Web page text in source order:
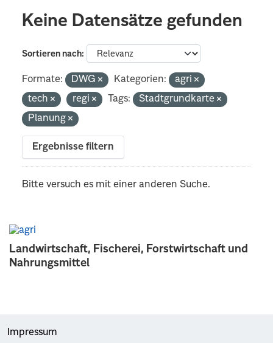
Landwirtschaft, Fischerei, Forstwirtschaft und
Nahrungsmittel
Keine Datensätze gefunden
Sortieren nach
Formate: DWG Kategorien:
agri
tech
regi Tags:
Stadtgrundkarte
Planung
Ergebnisse filtern
Bitte versuch es mit einer anderen Suche.
Impressum